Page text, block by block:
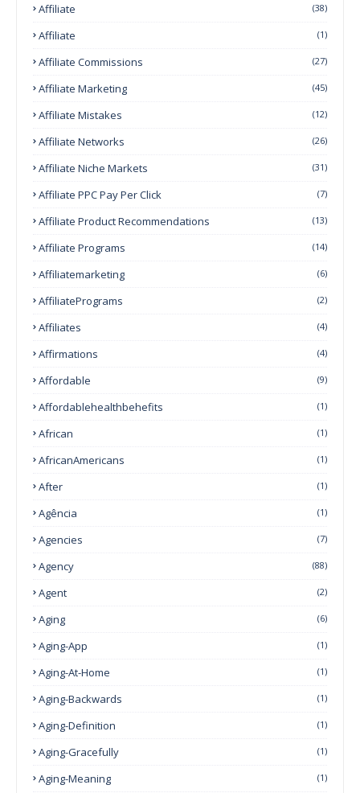
Affiliate (38)
Affiliate (1)
Affiliate Commissions (27)
Affiliate Marketing (45)
Affiliate Mistakes (12)
Affiliate Networks (26)
Affiliate Niche Markets (31)
Affiliate PPC Pay Per Click (7)
Affiliate Product Recommendations (13)
Affiliate Programs (14)
Affiliatemarketing (6)
AffiliatePrograms (2)
Affiliates (4)
Affirmations (4)
Affordable (9)
Affordablehealthbehefits (1)
African (1)
AfricanAmericans (1)
After (1)
Agência (1)
Agencies (7)
Agency (88)
Agent (2)
Aging (6)
Aging-App (1)
Aging-At-Home (1)
Aging-Backwards (1)
Aging-Definition (1)
Aging-Gracefully (1)
Aging-Meaning (1)